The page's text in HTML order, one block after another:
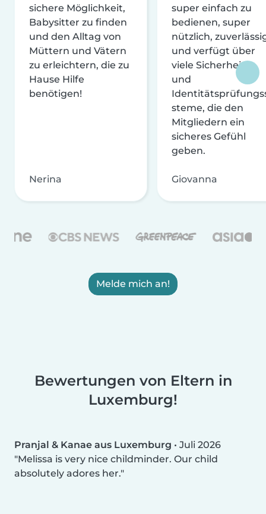
sichere Möglichkeit,
Babysitter zu finden
und den Alltag von
Müttern und Vätern
zu erleichtern, die zu
Hause Hilfe
benötigen!
Nerina
super einfach zu
bedienen, super
nützlich,
und verfügt über
viele Sicherheits-
und
steme, die den
Mitgliedern ein
sicheres Gefühl
geben.
Giovanna
Melde mich an!
Bewertungen von Eltern in
Luxemburg!
Pranjal & Kanae aus Luxemburg • Juli 2026
Melissa is very nice childminder. Our child
absolutely adores her.